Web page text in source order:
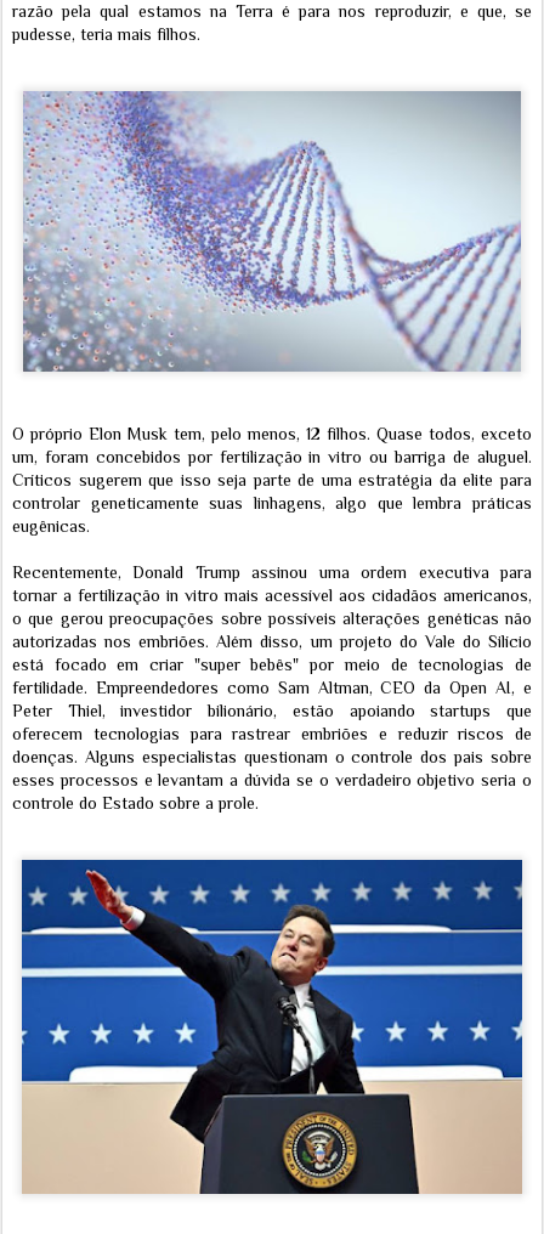
razão pela qual estamos na Terra é para nos reproduzir, e que, se
pudesse, teria mais filhos.
O próprio Elon Musk tem, pelo menos, 12 filhos. Quase todos, exceto
um, foram concebidos por fertilização in vitro ou barriga de aluguel.
Críticos sugerem que isso seja parte de uma estratégia da elite para
controlar geneticamente suas linhagens, algo que lembra práticas
eugênicas.
Recentemente, Donald Trump assinou uma ordem executiva para
tornar a fertilização in vitro mais acessível aos cidadãos americanos,
o que gerou preocupações sobre possíveis alterações genéticas não
autorizadas nos embriões. Além disso, um projeto do Vale do Silício
está focado em criar "super bebês" por meio de tecnologias de
fertilidade. Empreendedores como Sam Altman, CEO da Open AI, e
Peter Thiel, investidor bilionário, estão apoiando startups que
oferecem tecnologias para rastrear embriões e reduzir riscos de
doenças. Alguns especialistas questionam o controle dos pais sobre
esses processos e levantam a dúvida se o verdadeiro objetivo seria o
controle do Estado sobre a prole.